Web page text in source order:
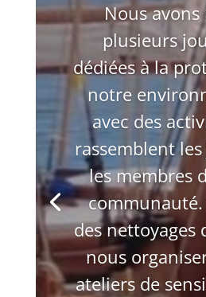
Nous avons
plusieurs
dédiées à la
notre
avec des
rassemblent
les membres
des nettoyages
nous
ateliers de